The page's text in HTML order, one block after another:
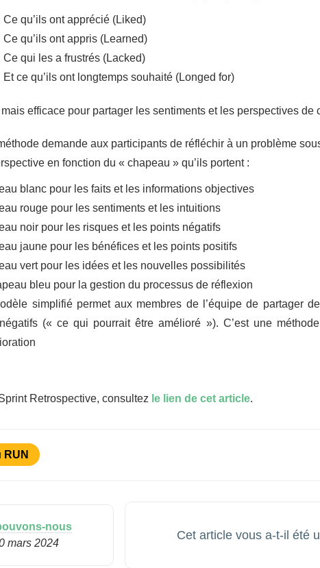
Ce qu’ils ont apprécié (Liked)
Ce qu’ils ont appris (Learned)
Ce qui les a frustrés (Lacked)
Et ce qu’ils ont longtemps souhaité (Longed for)
efficace pour partager les sentiments et les perspectives de
demande aux participants de réfléchir à un problème
en fonction du « chapeau » qu’ils portent :
blanc pour les faits et les informations objectives
rouge pour les sentiments et les intuitions
noir pour les risques et les points négatifs
jaune pour les bénéfices et les points positifs
vert pour les idées et les nouvelles possibilités
bleu pour la gestion du processus de réflexion
simplifié permet aux membres de l’équipe de partager
(« ce qui pourrait être amélioré »). C’est une
Retrospective, consultez le lien de cet article.
nous
mars 2024
Cet article vous a-t-il été